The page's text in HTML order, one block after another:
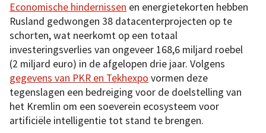
Economische hindernissen en energietekorten hebben
Rusland gedwongen 38 datacenterprojecten op te
schorten, wat neerkomt op een totaal
investeringsverlies van ongeveer 168,6 miljard roebel
(2 miljard euro) in de afgelopen drie jaar. Volgens
gegevens van PKR en Tekhexpo vormen deze
tegenslagen een bedreiging voor de doelstelling van
het Kremlin om een soeverein ecosysteem voor
artificiële intelligentie tot stand te brengen.